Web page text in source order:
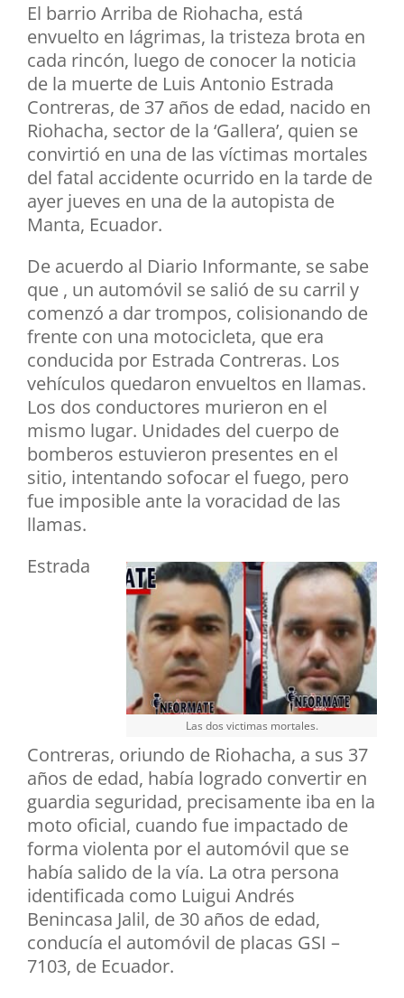
El barrio Arriba de Riohacha, está
envuelto en lágrimas, la tristeza brota en
cada rincón, luego de conocer la noticia
de la muerte de Luis Antonio Estrada
Contreras, de 37 años de edad, nacido en
Riohacha, sector de la ‘Gallera’, quien se
convirtió en una de las víctimas mortales
del fatal accidente ocurrido en la tarde de
ayer jueves en una de la autopista de
Manta, Ecuador.
De acuerdo al Diario Informante, se sabe
que , un automóvil se salió de su carril y
comenzó a dar trompos, colisionando de
frente con una motocicleta, que era
conducida por Estrada Contreras. Los
vehículos quedaron envueltos en llamas.
Los dos conductores murieron en el
mismo lugar. Unidades del cuerpo de
bomberos estuvieron presentes en el
sitio, intentando sofocar el fuego, pero
fue imposible ante la voracidad de las
llamas.
Las dos victimas mortales.
Estrada
Contreras, oriundo de Riohacha, a sus 37
años de edad, había logrado convertir en
guardia seguridad, precisamente iba en la
moto oficial, cuando fue impactado de
forma violenta por el automóvil que se
había salido de la vía. La otra persona
identificada como Luigui Andrés
Benincasa Jalil, de 30 años de edad,
conducía el automóvil de placas GSI –
7103, de Ecuador.